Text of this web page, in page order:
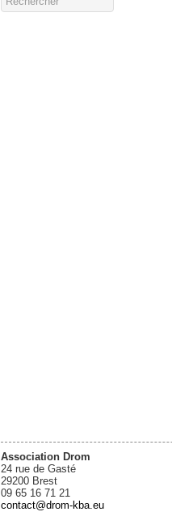
Association Drom
24 rue de Gasté
29200 Brest
09 65 16 71 21
contact@drom-kba.eu